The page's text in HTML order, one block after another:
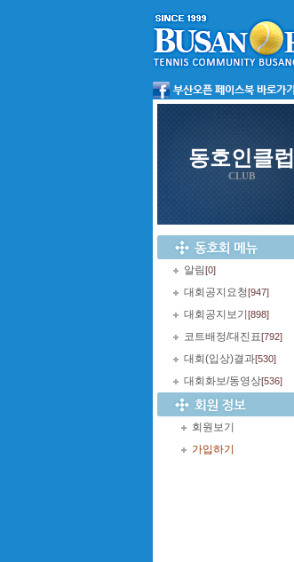
동호인클럽
CLUB
알림[0]
대회공지요청[947]
대회공지보기 [898]
코트배정/대진표[792]
대회(입상)결과[530]
대회화보/동영상[536]
회원보기
가입하기